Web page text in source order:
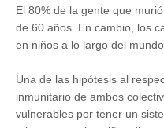
El 80% de la gente que
de 60 años. En cambio, los
en niños a lo largo del
Una de las hipótesis al
inmunitario de ambos
vulnerables por tener un